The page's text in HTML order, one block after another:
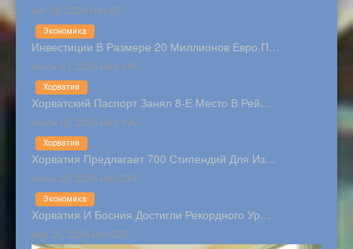
авг 03, 2026 Hits:63
Инвестиции В Размере 20 Миллионов Евро П…
июль 31, 2026 Hits:145
Экономика
Хорватский Паспорт Занял 8-Е Место В Рей…
июль 03, 2026 Hits:196
Хорватия
Хорватия Предлагает 700 Стипендий Для Из…
июнь 28, 2026 Hits:239
Хорватия
Хорватия И Босния Достигли Рекордного Ур…
апр 26, 2026 Hits:325
Экономика